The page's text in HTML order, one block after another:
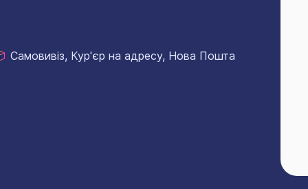
Самовивіз, Кур'єр на адресу, Нова Пошта